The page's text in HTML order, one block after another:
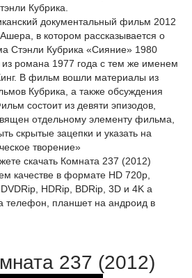
Кубрика.
документальный фильм 2012
в котором рассказывается о
Стэнли Кубрика «Сияние» 1980
из романа 1977 года с тем же именем
В фильм вошли материалы из
Кубрика, а также обсуждения
состоит из девяти эпизодов,
отдельному элементу фильма,
скрытые зацепки и указать на
творение»
скачать Комната 237 (2012)
качестве в формате HD 720p,
HDRip, BDRip, 3D и 4K а
телефон, планшет на андроид в
237 (2012)